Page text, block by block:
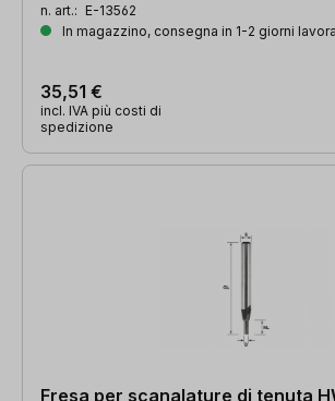
n. art.: E-13562
In magazzino, consegna in 1-2 giorni
35,51 €
incl. IVA più costi di
spedizione
Fresa per scanalature di tenuta